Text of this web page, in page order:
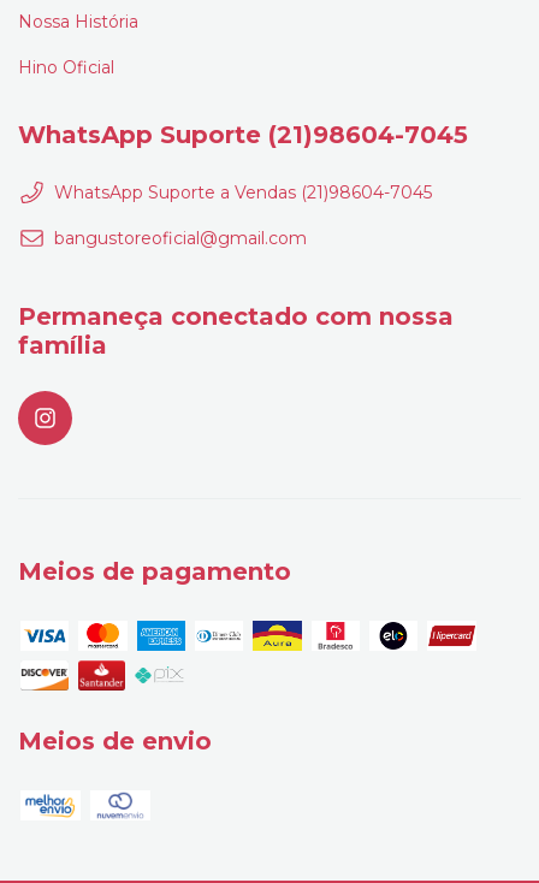
Nossa História
Hino Oficial
WhatsApp Suporte (21)98604-7045
WhatsApp Suporte a Vendas (21)98604-7045
bangustoreoficial@gmail.com
Permaneça conectado com nossa
família
Meios de pagamento
Meios de envio